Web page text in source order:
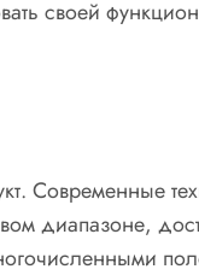
своей
Современные
диапазоне,